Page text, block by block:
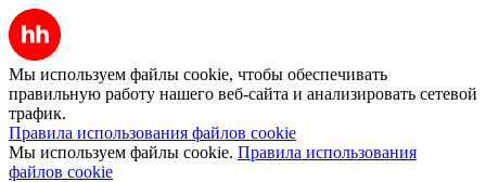
Мы используем файлы cookie, чтобы обеспечивать
правильную работу нашего веб-сайта и анализировать сетевой
трафик.
Правила использования файлов cookie
Мы используем файлы cookie. Правила использования
файлов cookie